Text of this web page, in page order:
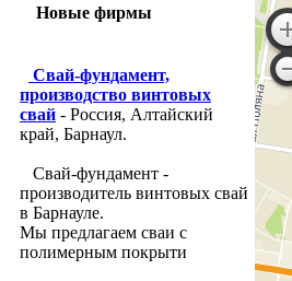
Новые фирмы
Свай-фундамент,
производство винтовых
свай - Россия, Алтайский
край, Барнаул.
Свай-фундамент -
производитель винтовых свай
в Барнауле.
Мы предлагаем сваи с
полимерным покрыти